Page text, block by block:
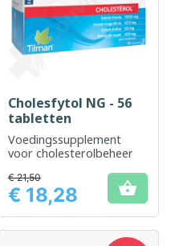
Cholesfytol NG - 56
tabletten
Voedingssupplement
voor cholesterolbeheer
Prijs
€ 21,50
€ 18,28 